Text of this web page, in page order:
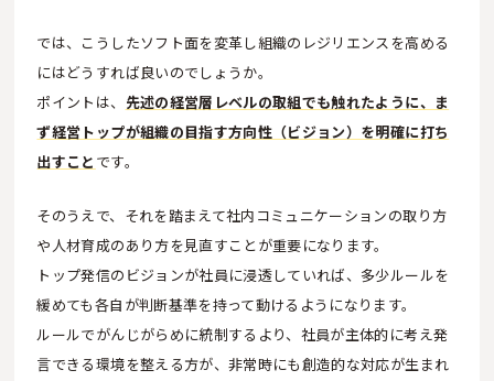
では、こうしたソフト面を変革し組織のレジリエンスを高める
にはどうすれば良いのでしょうか。
ポイントは、 先述の経営層レベルの取組でも触れたように、ま
ず経営トップが組織の目指す方向性（ビジョン）を明確に打ち
出すこと です。
そのうえで、それを踏まえて社内コミュニケーションの取り方
や人材育成のあり方を見直すことが重要になります。
トップ発信のビジョンが社員に浸透していれば、多少ルールを
緩めても各自が判断基準を持って動けるようになります。
ルールでがんじがらめに統制するより、社員が主体的に考え発
言できる環境を整える方が、非常時にも創造的な対応が生まれ